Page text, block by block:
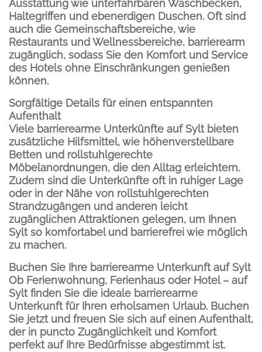
Ausstattung wie unterfahrbaren Waschbecken,
Haltegriffen und ebenerdigen Duschen. Oft sind
auch die Gemeinschaftsbereiche, wie
Restaurants und Wellnessbereiche, barrierearm
zugänglich, sodass Sie den Komfort und Service
des Hotels ohne Einschränkungen genießen
können.
Sorgfältige Details für einen entspannten
Aufenthalt
Viele barrierearme Unterkünfte auf Sylt bieten
zusätzliche Hilfsmittel, wie höhenverstellbare
Betten und rollstuhlgerechte
Möbelanordnungen, die den Alltag erleichtern.
Zudem sind die Unterkünfte oft in ruhiger Lage
oder in der Nähe von rollstuhlgerechten
Strandzugängen und anderen leicht
zugänglichen Attraktionen gelegen, um Ihnen
Sylt so komfortabel und barrierefrei wie möglich
zu machen.
Buchen Sie Ihre barrierearme Unterkunft auf Sylt
Ob Ferienwohnung, Ferienhaus oder Hotel – auf
Sylt finden Sie die ideale barrierearme
Unterkunft für Ihren erholsamen Urlaub. Buchen
Sie jetzt und freuen Sie sich auf einen Aufenthalt,
der in puncto Zugänglichkeit und Komfort
perfekt auf Ihre Bedürfnisse abgestimmt ist.